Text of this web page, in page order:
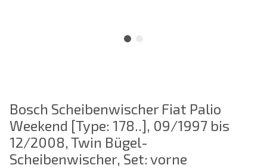
Bosch Scheibenwischer Fiat Palio
Weekend [Type: 178..], 09/1997 bis
12/2008, Twin Bügel-
Scheibenwischer, Set: vorne